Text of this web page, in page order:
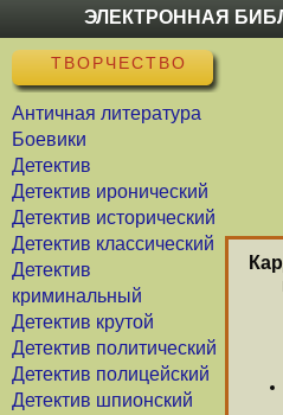
ЭЛЕКТРОННАЯ
ТВОРЧЕСТВО
Античная литература
Боевики
Детектив
Детектив иронический
Детектив исторический
Детектив классический
Детектив
криминальный
Детектив крутой
Детектив политический
Детектив полицейский
Детектив шпионский